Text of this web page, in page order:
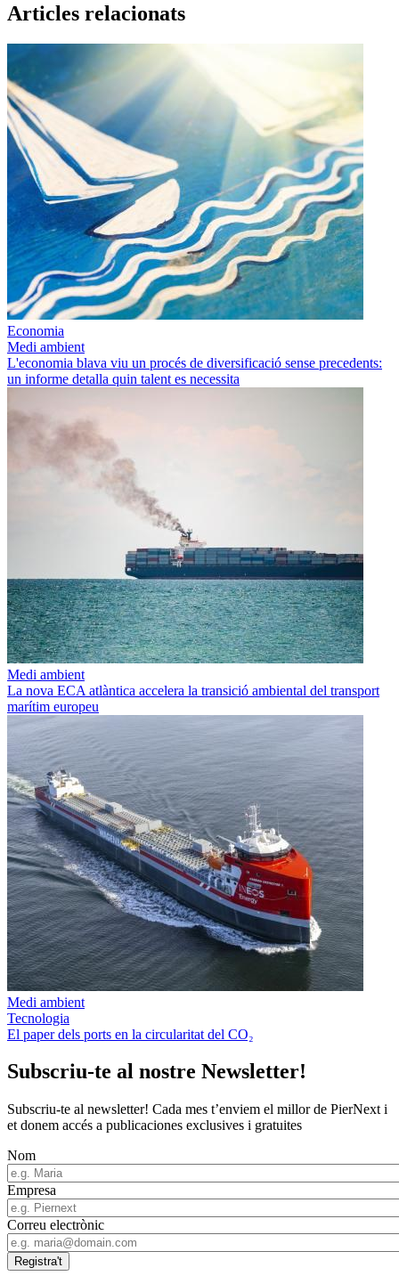
Articles relacionats
Economia
Medi ambient
L'economia blava viu un procés de diversificació sense precedents:
un informe detalla quin talent es necessita
Medi ambient
La nova ECA atlàntica accelera la transició ambiental del transport
marítim europeu
Medi ambient
Tecnologia
El paper dels ports en la circularitat del CO₂
Subscriu-te al nostre Newsletter!
Subscriu-te al newsletter! Cada mes t’enviem el millor de PierNext i
et donem accés a publicaciones exclusives i gratuites
Nom
Empresa
Correu electrònic